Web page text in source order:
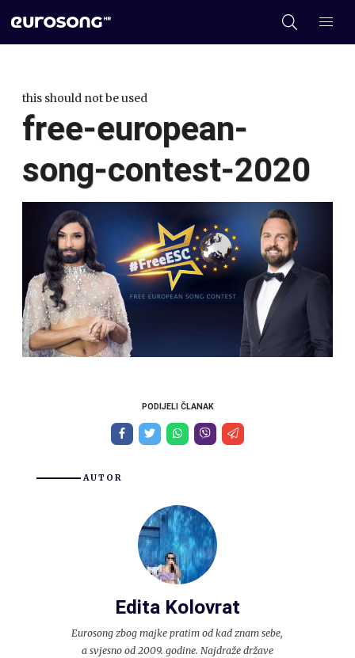
this should not be used
free-european-
song-contest-2020
PODIJELI ČLANAK
AUTOR
Edita Kolovrat
Eurosong zbog majke pratim od kad znam sebe,
a svjesno od 2009. godine. Najdraže države